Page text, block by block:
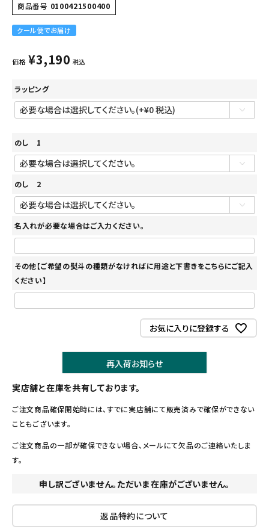
商品番号 0100421500400
クール便でお届け
価格 ¥3,190 税込
ラッピング
のし 1
のし 2
名入れが必要な場合はご入力ください。
その他【ご希望の熨斗の種類がなければに用途と下書きをこちらにご記入
ください】
お気に入りに登録する
再入荷お知らせ
実店舗と在庫を共有しております。
ご注文商品確保開始時には、すでに実店舗にて販売済みで確保ができない
こともございます。
ご注文商品の一部が確保できない場合、メールにて欠品のご連絡いたしま
す。
申し訳ございません。ただいま在庫がございません。
返品特約について